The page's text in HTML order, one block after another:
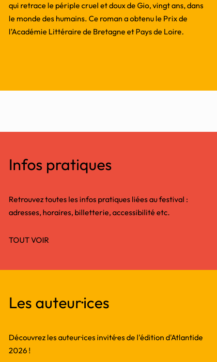
qui retrace le périple cruel et doux de Gio, vingt ans, dans
le monde des humains. Ce roman a obtenu le Prix de
l’Académie Littéraire de Bretagne et Pays de Loire.
Infos pratiques
Retrouvez toutes les infos pratiques liées au festival :
adresses, horaires, billetterie, accessibilité etc.
TOUT VOIR
Les auteur·ices
Découvrez les auteur·ices invité·es de l'édition d'Atlantide
2026 !